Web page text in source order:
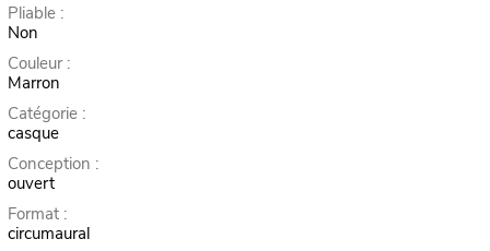
Pliable :
Non
Couleur :
Marron
Catégorie :
casque
Conception :
ouvert
Format :
circumaural